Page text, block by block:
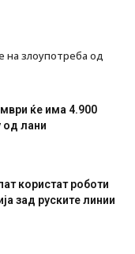
на злоупотреба од
ќе има 4.900
од лани
користат роботи
зад руските линии